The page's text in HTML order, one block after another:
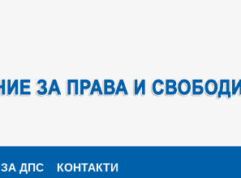
ЗА ДПС КОНТАКТИ